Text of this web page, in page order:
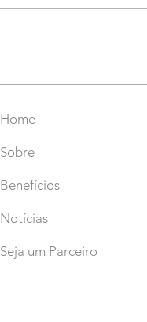
Home
Sobre
Benefícios
Notícias
Seja um Parceiro